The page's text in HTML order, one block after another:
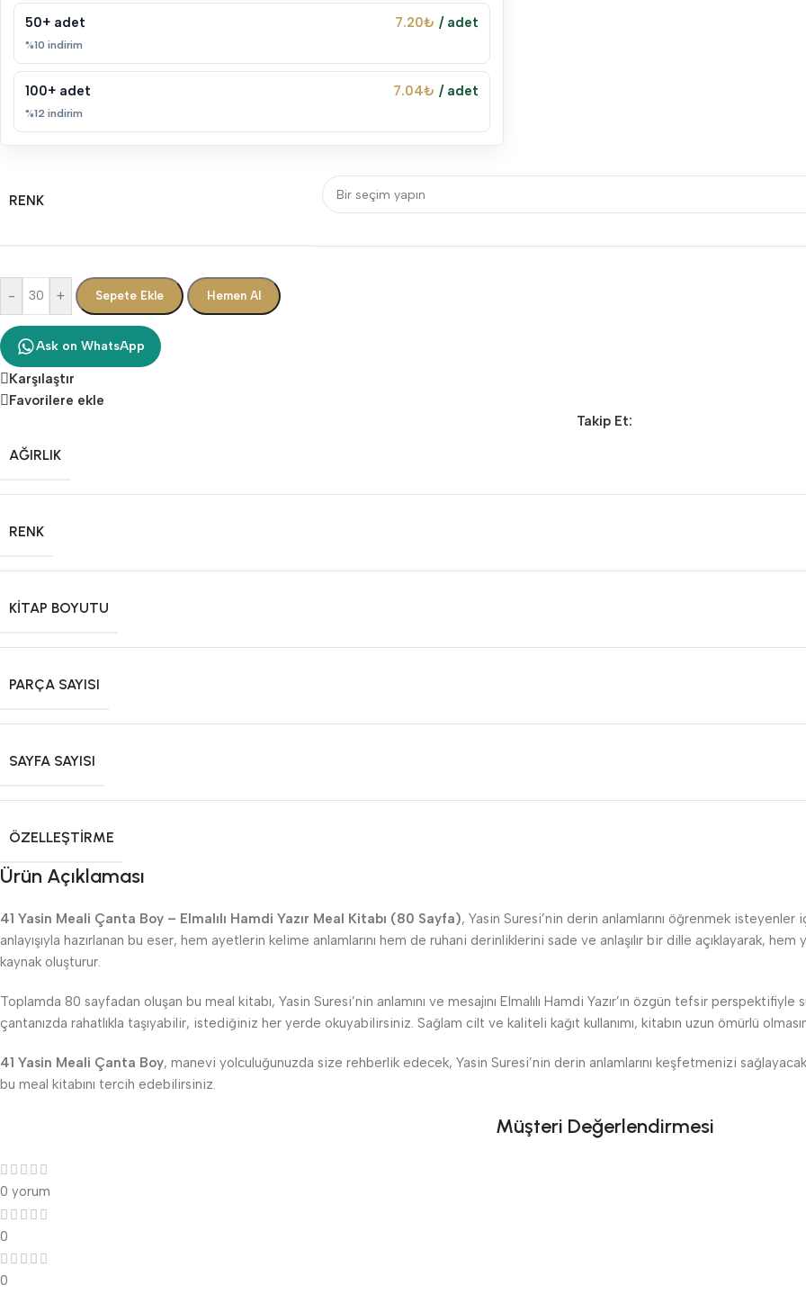
50+ adet 7.20₺ / adet
%10 indirim
100+ adet 7.04₺ / adet
%12 indirim
RENK
- + Sepete Ekle Hemen Al
Ask on WhatsApp
Karşılaştır
Favorilere ekle
Takip Et:
AĞIRLIK
RENK
KITAP BOYUTU
PARÇA SAYISI
SAYFA SAYISI
ÖZELLEŞTIRME
Ürün Açıklaması
41 Yasin Meali Çanta Boy – Elmalılı Hamdi Yazır Meal Kitabı (80 Sayfa), Yasin Suresi’nin derin anlamlarını öğrenmek isteyenler
anlayışıyla hazırlanan bu eser, hem ayetlerin kelime anlamlarını hem de ruhani derinliklerini sade ve anlaşılır bir dille açıklayarak,
kaynak oluşturur.
Toplamda 80 sayfadan oluşan bu meal kitabı, Yasin Suresi’nin anlamını ve mesajını Elmalılı Hamdi Yazır’ın özgün tefsir
çantanızda rahatlıkla taşıyabilir, istediğiniz her yerde okuyabilirsiniz. Sağlam cilt ve kaliteli kağıt kullanımı, kitabın uzun ömürlü
41 Yasin Meali Çanta Boy, manevi yolculuğunuzda size rehberlik edecek, Yasin Suresi’nin derin anlamlarını keşfetmenizi
bu meal kitabını tercih edebilirsiniz.
Müşteri Değerlendirmesi
0 yorum
0
0